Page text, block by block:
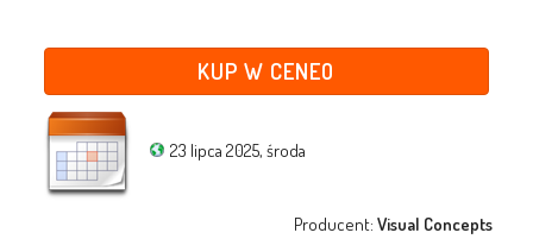
KUP W CENEO
23 lipca 2025, środa
Producent:Visual Concepts